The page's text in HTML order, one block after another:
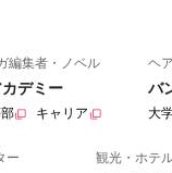
編集者・ノベル
デミー
キャリア
ヘ
バ
大
ー 観光・ホテ